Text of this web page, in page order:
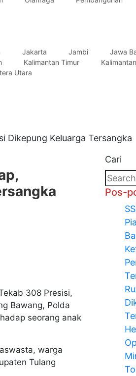
Jakarta Jambi Jawa
Kalimantan Timur
Utara
Dikepung Keluarga Tersangka
308 Presisi,
Bawang, Polda
seorang anak
warga
Tulang
Cari
Pos-